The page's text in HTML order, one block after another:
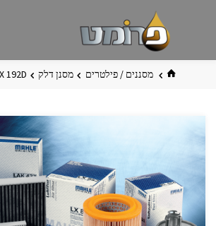
בית מסננים / פילטרים מסנן דלק 192D